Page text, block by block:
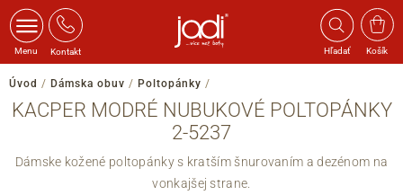
Menu Kontakt Hľadať Košík
Úvod / Dámska obuv / Poltopánky /
KACPER MODRÉ NUBUKOVÉ POLTOPÁNKY
2-5237
Dámske kožené poltopánky s kratším šnurovaním a dezénom na
vonkajšej strane.